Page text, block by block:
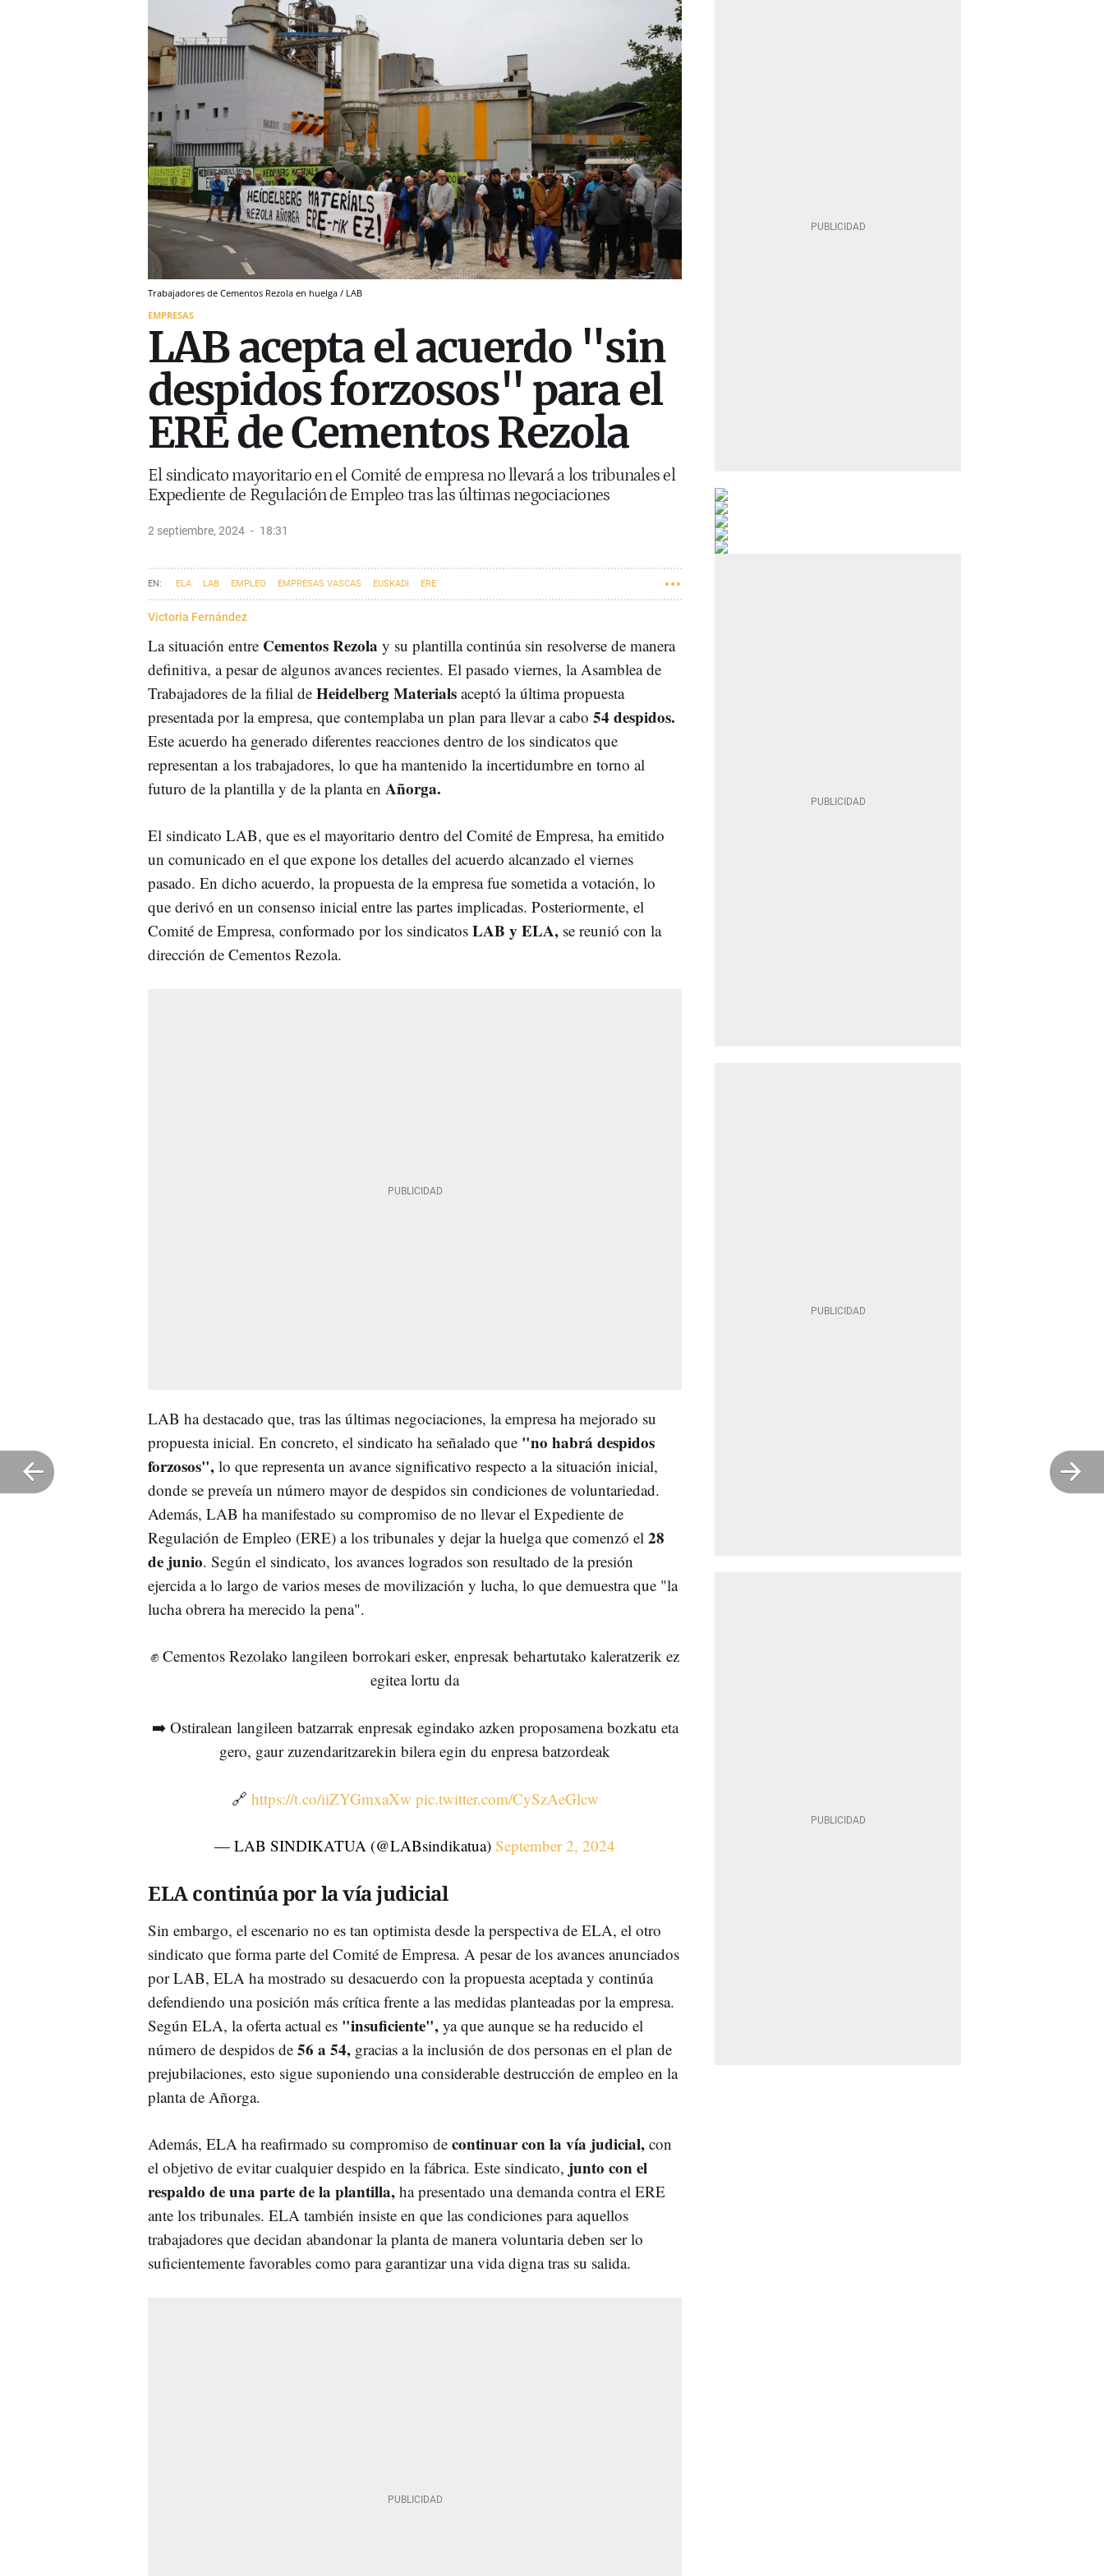
Trabajadores de Cementos Rezola en huelga / LAB
EMPRESAS
LAB acepta el acuerdo "sin
despidos forzosos" para el
ERE de Cementos Rezola
El sindicato mayoritario en el Comité de empresa no llevará a los tribunales el
Expediente de Regulación de Empleo tras las últimas negociaciones
2 septiembre, 2024 18:31
ELA LAB EMPLEO EMPRESAS VASCAS EUSKADI ERE
Victoria Fernández
La situación entre Cementos Rezola y su plantilla continúa sin resolverse de manera
definitiva, a pesar de algunos avances recientes. El pasado viernes, la Asamblea de
Trabajadores de la filial de Heidelberg Materials aceptó la última propuesta
presentada por la empresa, que contemplaba un plan para llevar a cabo 54 despidos.
Este acuerdo ha generado diferentes reacciones dentro de los sindicatos que
representan a los trabajadores, lo que ha mantenido la incertidumbre en torno al
futuro de la plantilla y de la planta en Añorga.
El sindicato LAB, que es el mayoritario dentro del Comité de Empresa, ha emitido
un comunicado en el que expone los detalles del acuerdo alcanzado el viernes
pasado. En dicho acuerdo, la propuesta de la empresa fue sometida a votación, lo
que derivó en un consenso inicial entre las partes implicadas. Posteriormente, el
Comité de Empresa, conformado por los sindicatos LAB y ELA, se reunió con la
dirección de Cementos Rezola.
LAB ha destacado que, tras las últimas negociaciones, la empresa ha mejorado su
propuesta inicial. En concreto, el sindicato ha señalado que "no habrá despidos
forzosos", lo que representa un avance significativo respecto a la situación inicial,
donde se preveía un número mayor de despidos sin condiciones de voluntariedad.
Además, LAB ha manifestado su compromiso de no llevar el Expediente de
Regulación de Empleo (ERE) a los tribunales y dejar la huelga que comenzó el 28
de junio. Según el sindicato, los avances logrados son resultado de la presión
ejercida a lo largo de varios meses de movilización y lucha, lo que demuestra que "la
lucha obrera ha merecido la pena".
✊ Cementos Rezolako langileen borrokari esker, enpresak behartutako kaleratzerik ez
egitea lortu da
➡️ Ostiralean langileen batzarrak enpresak egindako azken proposamena bozkatu eta
gero, gaur zuzendaritzarekin bilera egin du enpresa batzordeak
🔗 https://t.co/iiZYGmxaXw pic.twitter.com/CySzAeGlcw
— LAB SINDIKATUA (@LABsindikatua)September 2, 2024
ELA continúa por la vía judicial
Sin embargo, el escenario no es tan optimista desde la perspectiva de ELA, el otro
sindicato que forma parte del Comité de Empresa. A pesar de los avances anunciados
por LAB, ELA ha mostrado su desacuerdo con la propuesta aceptada y continúa
defendiendo una posición más crítica frente a las medidas planteadas por la empresa.
Según ELA, la oferta actual es "insuficiente", ya que aunque se ha reducido el
número de despidos de 56 a 54, gracias a la inclusión de dos personas en el plan de
prejubilaciones, esto sigue suponiendo una considerable destrucción de empleo en la
planta de Añorga.
Además, ELA ha reafirmado su compromiso de continuar con la vía judicial, con
el objetivo de evitar cualquier despido en la fábrica. Este sindicato, junto con el
respaldo de una parte de la plantilla, ha presentado una demanda contra el ERE
ante los tribunales. ELA también insiste en que las condiciones para aquellos
trabajadores que decidan abandonar la planta de manera voluntaria deben ser lo
suficientemente favorables como para garantizar una vida digna tras su salida.